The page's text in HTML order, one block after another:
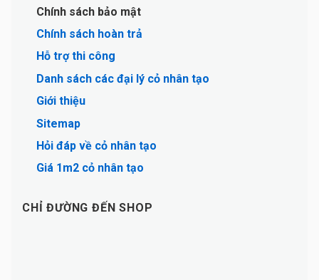
Chính sách bảo mật
Chính sách hoàn trả
Hỗ trợ thi công
Danh sách các đại lý cỏ nhân tạo
Giới thiệu
Sitemap
Hỏi đáp về cỏ nhân tạo
Giá 1m2 cỏ nhân tạo
CHỈ ĐƯỜNG ĐẾN SHOP